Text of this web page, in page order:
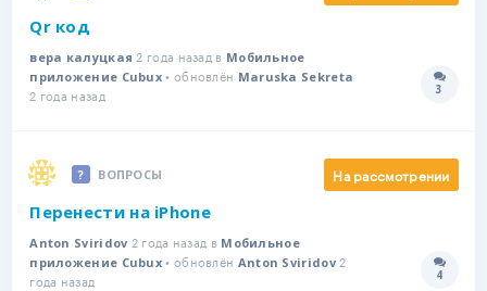
Qr код
вера калуцкая 2 года назад в Мобильное
приложение Cubux • обновлён Maruska Sekreta
2 года назад 3
ВОПРОСЫ На рассмотрении
Перенести на iPhone
Anton Sviridov 2 года назад в Мобильное
приложение Cubux • обновлён Anton Sviridov2
года назад
4